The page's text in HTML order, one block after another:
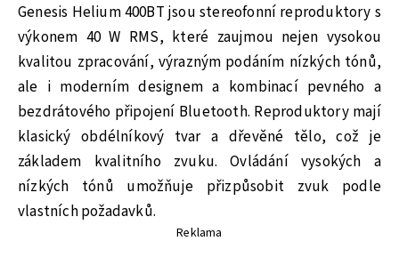
Genesis Helium 400BT jsou stereofonní reproduktory s
výkonem 40 W RMS, které zaujmou nejen vysokou
kvalitou zpracování, výrazným podáním nízkých tónů,
ale i moderním designem a kombinací pevného a
bezdrátového připojení Bluetooth. Reproduktory mají
klasický obdélníkový tvar a dřevěné tělo, což je
základem kvalitního zvuku. Ovládání vysokých a
nízkých tónů umožňuje přizpůsobit zvuk podle
vlastních požadavků.
Reklama